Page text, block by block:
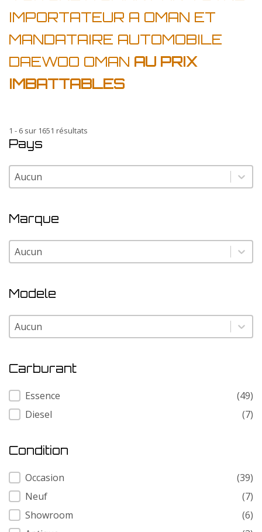
IMPORTATEUR A OMAN ET
MANDATAIRE AUTOMOBILE
DAEWOO OMAN AU PRIX
IMBATTABLES
1 - 6 sur 1651 résultats
Pays
Pays
Pays
Marque
Marque
Marque
Modele
Modele
Modele
Carburant
Carburant
Essence
(49)
Diesel
(7)
Condition
Condition
Occasion
(39)
Neuf
(7)
Showroom
(6)